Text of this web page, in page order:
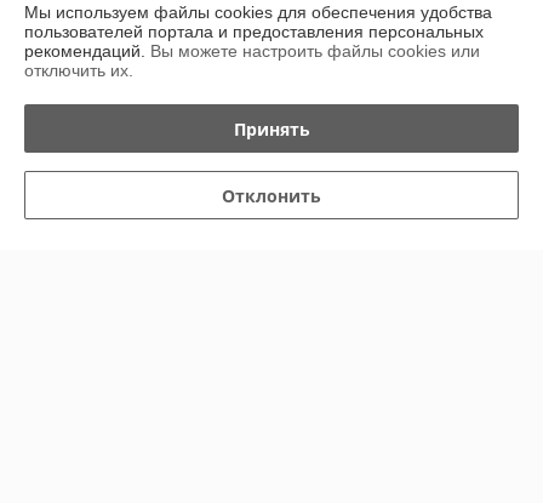
График работы
Политика обработки cookies
Сайт создан на платформе Deal.by
Мы используем файлы cookies для обеспечения удобства
пользователей портала и предоставления персональных
рекомендаций. Вы можете настроить файлы cookies или
отключить их.
Принять
Отклонить